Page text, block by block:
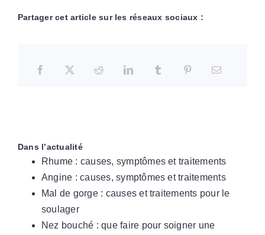
Partager cet article sur les réseaux sociaux :
Dans l’actualité
Rhume : causes, symptômes et traitements
Angine : causes, symptômes et traitements
Mal de gorge : causes et traitements pour le
soulager
Nez bouché : que faire pour soigner une